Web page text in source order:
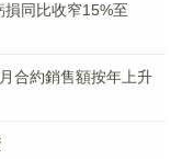
同比收窄15%至
合約銷售額按年上升